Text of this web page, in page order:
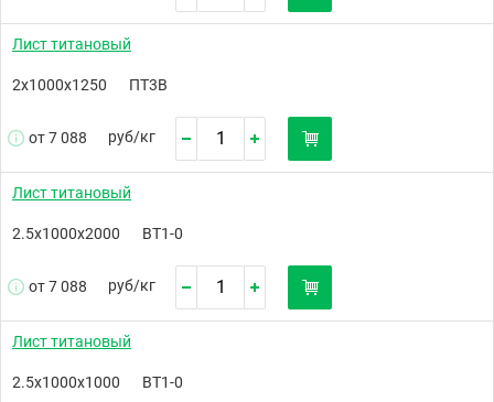
Лист титановый
2х1000х1250 ПТ3В
от 7 088 руб/кг
Лист титановый
2.5х1000х2000 ВТ1-0
от 7 088 руб/кг
Лист титановый
2.5х1000х1000 ВТ1-0